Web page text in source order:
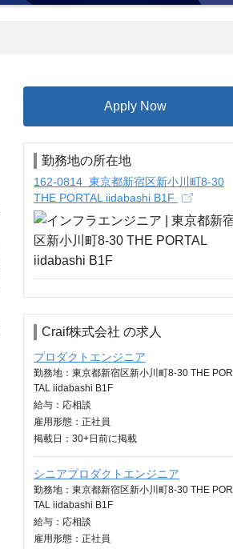
Apply Now
勤務地の所在地
162-0814 東京都新宿区新小川町8-30
THE PORTAL iidabashi B1F
Craif株式会社 の求人
プロダクトエンジニア
勤務地：東京都新宿区新小川町8-30 THE POR
TAL iidabashi B1F
給与： 応相談
雇用形態：正社員
掲載日： 30+日 前に掲載
シニアプロダクトエンジニア
勤務地：東京都新宿区新小川町8-30 THE POR
TAL iidabashi B1F
給与： 応相談
雇用形態：正社員